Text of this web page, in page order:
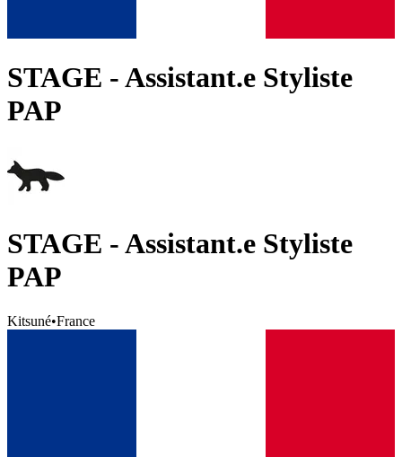
STAGE - Assistant.e Styliste
PAP
STAGE - Assistant.e Styliste
PAP
Kitsuné•France